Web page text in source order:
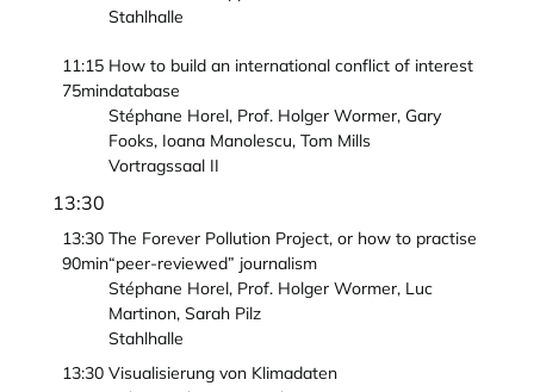
Stahlhalle
11:15
75min
How to build an international conflict of interest
database
Stéphane Horel, Prof. Holger Wormer, Gary
Fooks, Ioana Manolescu, Tom Mills
Vortragssaal II
13:30
13:30
90min
The Forever Pollution Project, or how to practise
“peer-reviewed” journalism
Stéphane Horel, Prof. Holger Wormer, Luc
Martinon, Sarah Pilz
Stahlhalle
13:30 Visualisierung von Klimadaten